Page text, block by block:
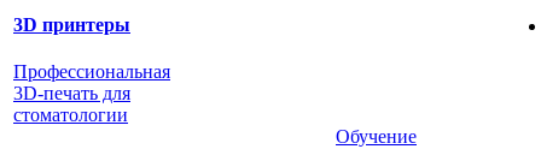
3D принтеры
Профессиональная
3D-печать для
стоматологии
Обучение